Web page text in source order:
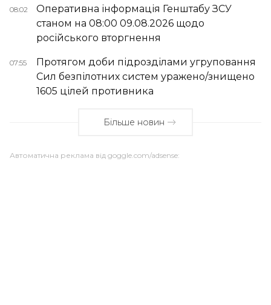
08:02
Оперативна інформація Генштабу ЗСУ
станом на 08:00 09.08.2026 щодо
російського вторгнення
07:55
Протягом доби підрозділами угруповання
Сил безпілотних систем уражено/знищено
1605 цілей противника
Більше новин
Автоматична реклама від goggle.com/adsense: